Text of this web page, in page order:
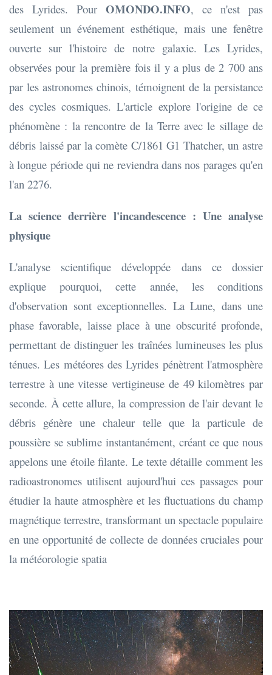
des Lyrides. Pour OMONDO.INFO, ce n'est pas
seulement un événement esthétique, mais une fenêtre
ouverte sur l'histoire de notre galaxie. Les Lyrides,
observées pour la première fois il y a plus de 2 700 ans
par les astronomes chinois, témoignent de la persistance
des cycles cosmiques. L'article explore l'origine de ce
phénomène : la rencontre de la Terre avec le sillage de
débris laissé par la comète C/1861 G1 Thatcher, un astre
à longue période qui ne reviendra dans nos parages qu'en
l'an 2276.
La science derrière l'incandescence : Une analyse
physique
L'analyse scientifique développée dans ce dossier
explique pourquoi, cette année, les conditions
d'observation sont exceptionnelles. La Lune, dans une
phase favorable, laisse place à une obscurité profonde,
permettant de distinguer les traînées lumineuses les plus
ténues. Les météores des Lyrides pénètrent l'atmosphère
terrestre à une vitesse vertigineuse de 49 kilomètres par
seconde. À cette allure, la compression de l'air devant le
débris génère une chaleur telle que la particule de
poussière se sublime instantanément, créant ce que nous
appelons une étoile filante. Le texte détaille comment les
radioastronomes utilisent aujourd'hui ces passages pour
étudier la haute atmosphère et les fluctuations du champ
magnétique terrestre, transformant un spectacle populaire
en une opportunité de collecte de données cruciales pour
la météorologie spatia